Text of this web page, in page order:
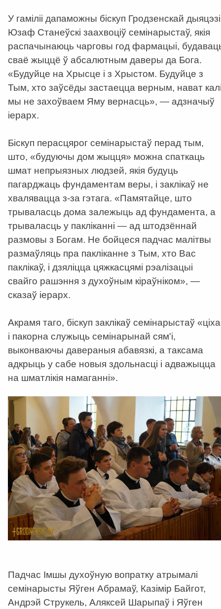
У гаміліі дапаможны біскуп Гродзенскай
Юзаф Станеўскі заахвоціў семінарыстаў, якія
распачынаюць чарговы год фармацыі,
сваё жыццё ў абсалютным даверы да Бога.
«Будуйце на Хрысце і з Хрыстом. Будуйце з
Тым, хто заўсёды застаецца верным, нават
мы не захоўваем Яму вернасць», — адзначыў
іерарх.
Біскуп перасцярог семінарыстаў перад тым,
што, «будуючы дом жыцця» можна спаткаць
шмат непрыязных людзей, якія будуць
пагарджаць фундаментам веры, і заклікаў не
хвалявацца з-за гэтага. «Памятайце, што
трываласць дома залежыць ад фундамента, а
трываласць у пакліканні — ад штодзённай
размовы з Богам. Не бойцеся падчас малітвы
размаўляць пра пакліканне з Тым, хто Вас
паклікаў, і дзяліцца цяжкасцямі рэалізацыі
свайго рашэння з духоўным кіраўніком», —
сказаў іерарх.
Акрамя таго, біскуп заклікаў семінарыстаў «ціха
і пакорна служыць семінарынай сям'і,
выконваючы давераныя абавязкі, а таксама
адкрыць у сабе новыя здольнасці i адважыцца
на шматлікія намаганні».
Падчас Імшы духоўную вопратку атрымалі
семінарысты Яўген Абрамаў, Казімір Байгот,
Андрэй Струкель, Аляксей Шарыпаў і Яўген